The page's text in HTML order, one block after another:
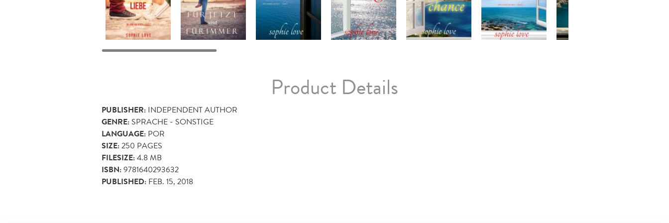
Product Details
PUBLISHER: INDEPENDENT AUTHOR
GENRE: SPRACHE - SONSTIGE
LANGUAGE: POR
SIZE:250 PAGES
FILESIZE:4.8 MB
ISBN:9781640293632
PUBLISHED: FEB. 15, 2018